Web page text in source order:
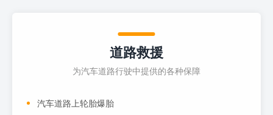
道路救援
为汽车道路行驶中提供的各种保障
汽车道路上轮胎爆胎